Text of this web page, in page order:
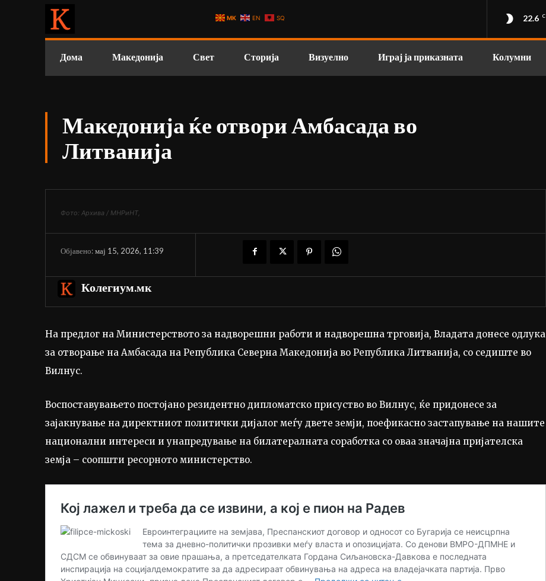
22.6 C
Дома Македонија Свет Сторија Визуелно Играј ја приказната Колумни
Македонија ќе отвори Амбасада во
Литванија
Фото: Архива / МНРиНТ,
Објавено:мај 15, 2026, 11:39
Колегиум.мк
На предлог на Министерството за надворешни работи и надворешна трговија, Владата донесе одлука
за отворање на Амбасада на Република Северна Македонија во Република Литванија, со седиште во
Вилнус.
Воспоставувањето постојано резидентно дипломатско присуство во Вилнус, ќе придонесе за
зајакнување на директниот политички дијалог меѓу двете земји, поефикасно застапување на нашите
национални интереси и унапредување на билатералната соработка со оваа значајна пријателска
земја – соопшти ресорното министерство.
MK EN SQ